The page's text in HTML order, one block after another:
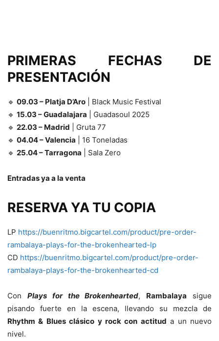
PRIMERAS FECHAS DE
PRESENTACIÓN
🔹 09.03 – Platja D’Aro | Black Music Festival
🔹 15.03 – Guadalajara | Guadasoul 2025
🔹 22.03 – Madrid | Gruta 77
🔹 04.04 – Valencia | 16 Toneladas
🔹 25.04 – Tarragona | Sala Zero
Entradas ya a la venta
RESERVA YA TU COPIA
LP https://buenritmo.bigcartel.com/product/pre-order-
rambalaya-plays-for-the-brokenhearted-lp
CD https://buenritmo.bigcartel.com/product/pre-order-
rambalaya-plays-for-the-brokenhearted-cd
Con Plays for the Brokenhearted, Rambalaya sigue
pisando fuerte en la escena, llevando su mezcla de
Rhythm & Blues clásico y rock con actitud a un nuevo
nivel.